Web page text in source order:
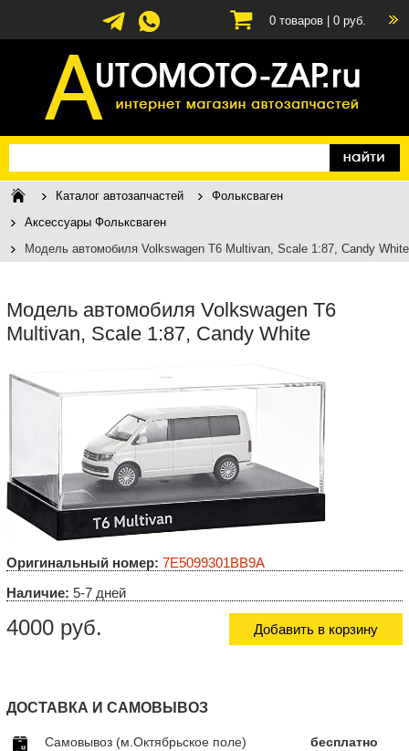
0 товаров | 0 руб.
Каталог автозапчастей
Фольксваген
Аксессуары Фольксваген
Модель автомобиля Volkswagen T6 Multivan, Scale 1:87, Candy White
Модель автомобиля Volkswagen T6
Multivan, Scale 1:87, Candy White
Оригинальный номер: 7E5099301BB9A
Наличие: 5-7 дней
4000 руб. Добавить в корзину
ДОСТАВКА И САМОВЫВОЗ
Самовывоз (м.Октябрьское поле)
бесплатно